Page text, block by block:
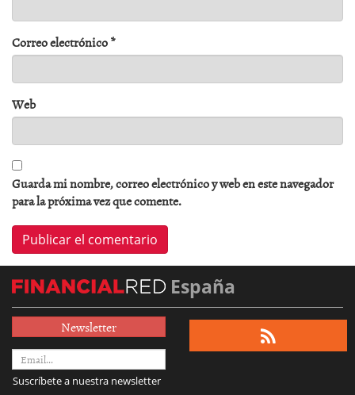
Correo electrónico*
Web
Guarda mi nombre, correo electrónico y web en este navegador
para la próxima vez que comente.
España
Newsletter
Suscríbete a nuestra newsletter